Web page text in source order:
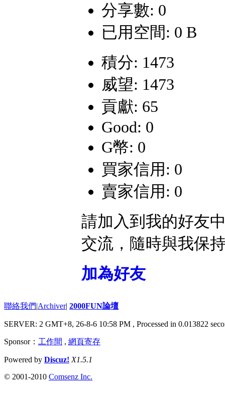
分享數: 0
已用空間: 0 B
積分: 1473
威望: 1473
貢獻: 65
Good: 0
G幣: 0
買家信用: 0
賣家信用: 0
請加入到我的好友
交流，隨時與我保
加為好友
聯絡我們|Archiver| 2000FUN論壇
SERVER: 2 GMT+8, 26-8-6 10:58 PM , Processed in 0.013822
Sponsor： 工作間 , 網頁寄存
Powered by Discuz! X1.5.1
© 2001-2010 Comsenz Inc.